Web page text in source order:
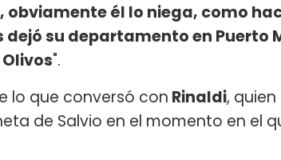
él lo niega, como
su departamento en Puerto
".
lo que conversó con Rinaldi,
de Salvio en el momento en el